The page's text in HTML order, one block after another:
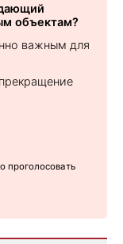
объектам?
важным для
проголосовать